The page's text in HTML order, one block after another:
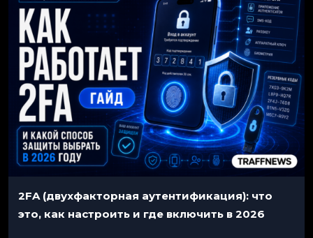
2FA (двухфакторная аутентификация): что
это, как настроить и где включить в 2026